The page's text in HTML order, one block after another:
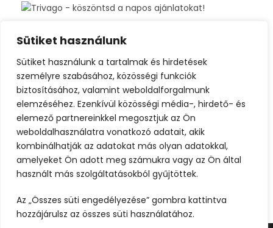
Sütiket használunk
Sütiket használunk a tartalmak és hirdetések
személyre szabásához, közösségi funkciók
biztosításához, valamint weboldalforgalmunk
elemzéséhez. Ezenkívül közösségi média-, hirdető- és
elemező partnereinkkel megosztjuk az Ön
weboldalhasználatra vonatkozó adatait, akik
kombinálhatják az adatokat más olyan adatokkal,
amelyeket Ön adott meg számukra vagy az Ön által
használt más szolgáltatásokból gyűjtöttek.
Az „Összes süti engedélyezése” gombra kattintva
hozzájárulsz az összes süti használatához.